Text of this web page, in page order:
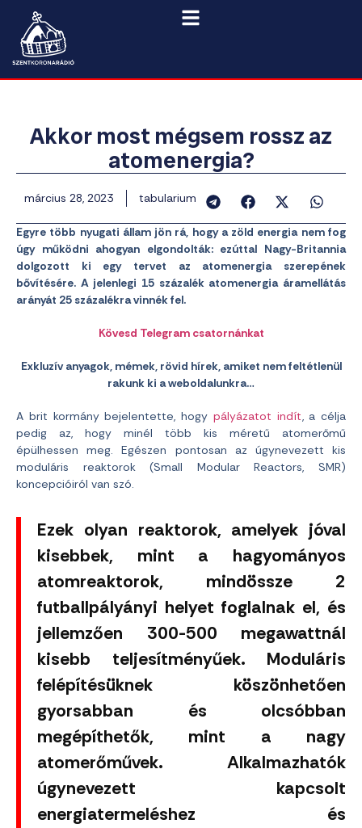
Akkor most mégsem rossz az
atomenergia?
március 28, 2023 tabularium
Egyre több nyugati állam jön rá, hogy a zöld energia nem fog
úgy működni ahogyan elgondolták: ezúttal Nagy-Britannia
dolgozott ki egy tervet az atomenergia szerepének
bővítésére. A jelenlegi 15 százalék atomenergia áramellátás
arányát 25 százalékra vinnék fel.
Kövesd Telegram csatornánkat
Exkluzív anyagok, mémek, rövid hírek, amiket nem feltétlenül
rakunk ki a weboldalunkra…
A brit kormány bejelentette, hogy pályázatot indít, a célja
pedig az, hogy minél több kis méretű atomerőmű
épülhessen meg. Egészen pontosan az úgynevezett kis
moduláris reaktorok (Small Modular Reactors, SMR)
koncepcióiról van szó.
Ezek olyan reaktorok, amelyek jóval
kisebbek, mint a hagyományos
atomreaktorok, mindössze 2
futballpályányi helyet foglalnak el, és
jellemzően 300-500 megawattnál
kisebb teljesítményűek. Moduláris
felépítésüknek köszönhetően
gyorsabban és olcsóbban
megépíthetők, mint a nagy
atomerőművek. Alkalmazhatók
úgynevezett kapcsolt
energiatermeléshez és